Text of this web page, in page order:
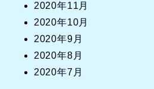
2020年11月
2020年10月
2020年9月
2020年8月
2020年7月